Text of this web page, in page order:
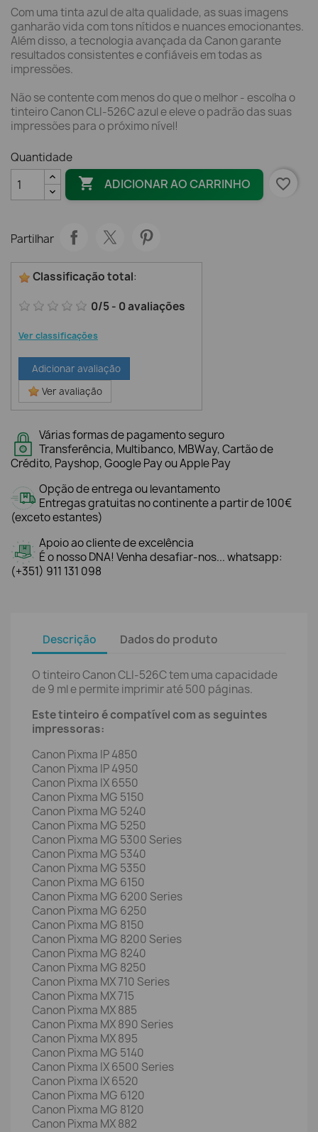
Com uma tinta azul de alta qualidade, as suas imagens
ganharão vida com tons nítidos e nuances emocionantes.
Além disso, a tecnologia avançada da Canon garante
resultados consistentes e confiáveis em todas as
impressões.
Não se contente com menos do que o melhor - escolha o
tinteiro Canon CLI-526C azul e eleve o padrão das suas
impressões para o próximo nível!
Quantidade
 ADICIONAR AO CARRINHO favorite_border
Partilhar
Classificação total:
0/5- 0avaliações
Ver classificações
Adicionar avaliação
Ver avaliação
Várias formas de pagamento seguro
Transferência, Multibanco, MBWay, Cartão de
Crédito, Payshop, Google Pay ou Apple Pay
Opção de entrega ou levantamento
Entregas gratuitas no continente a partir de 100€
(exceto estantes)
Apoio ao cliente de excelência
É o nosso DNA! Venha desafiar-nos... whatsapp:
(+351) 911 131 098
Descrição Dados do produto
O tinteiro Canon CLI-526C tem uma capacidade
de 9 ml e permite imprimir até 500 páginas.
Este tinteiro é compatível com as seguintes
impressoras:
Canon Pixma IP 4850
Canon Pixma IP 4950
Canon Pixma IX 6550
Canon Pixma MG 5150
Canon Pixma MG 5240
Canon Pixma MG 5250
Canon Pixma MG 5300 Series
Canon Pixma MG 5340
Canon Pixma MG 5350
Canon Pixma MG 6150
Canon Pixma MG 6200 Series
Canon Pixma MG 6250
Canon Pixma MG 8150
Canon Pixma MG 8200 Series
Canon Pixma MG 8240
Canon Pixma MG 8250
Canon Pixma MX 710 Series
Canon Pixma MX 715
Canon Pixma MX 885
Canon Pixma MX 890 Series
Canon Pixma MX 895
Canon Pixma MG 5140
Canon Pixma IX 6500 Series
Canon Pixma IX 6520
Canon Pixma MG 6120
Canon Pixma MG 8120
Canon Pixma MX 882